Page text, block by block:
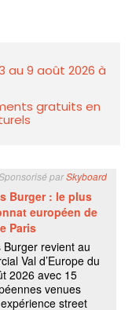
au 9 août 2026 à
gratuits en